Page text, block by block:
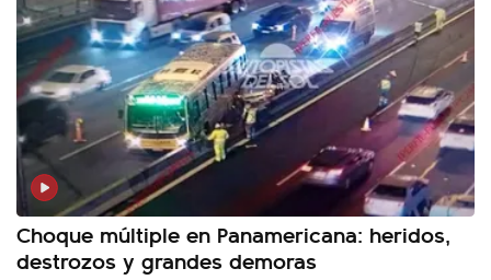
Choque múltiple en Panamericana: heridos,
destrozos y grandes demoras